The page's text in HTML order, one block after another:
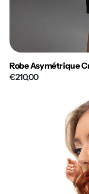
Robe Asymétrique
€210,00